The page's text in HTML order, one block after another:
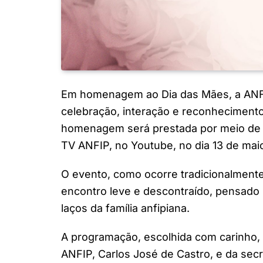
Em homenagem ao Dia das Mães, a
celebração, interação e
homenagem será prestada por meio
TV ANFIP, no Youtube, no dia 13 de
O evento, como ocorre
encontro leve e descontraído,
laços da família anfipiana.
A programação, escolhida com
ANFIP, Carlos José de Castro, e da